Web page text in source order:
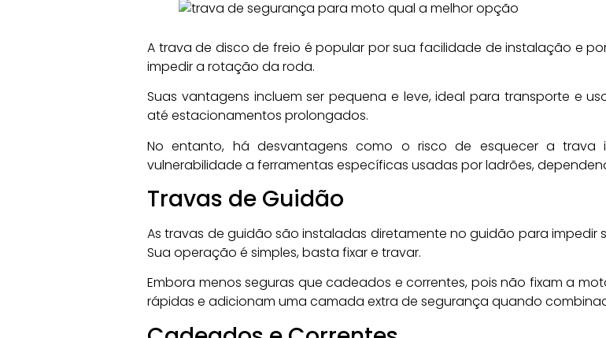
A trava de disco de freio é popular por sua facilidade de instalação e
impedir a rotação da roda.
Suas vantagens incluem ser pequena e leve, ideal para transporte e
até estacionamentos prolongados.
No entanto, há desvantagens como o risco de esquecer a
vulnerabilidade a ferramentas específicas usadas por ladrões,
Travas de Guidão
As travas de guidão são instaladas diretamente no guidão para
Sua operação é simples, basta fixar e travar.
Embora menos seguras que cadeados e correntes, pois não fixam a
rápidas e adicionam uma camada extra de segurança quando